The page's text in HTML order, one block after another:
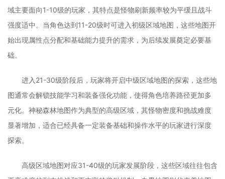
域主要面向1-10级的玩家，其特点是怪物刷新频率较为平缓且战斗
强度适中。当角色达到11-20级时可进入初级区域地图，这些地图开
始出现属性点分配和基础能力提升的需求，为后续发展奠定必要基
础。
进入21-30级阶段后，玩家将开启中级区域地图的探索，这些地
图通常会解锁技能学习和装备强化功能，使得角色培养路径更加多
元化。神秘森林地图作为典型的高级区域，其怪物密度和挑战难度
显著增加，适合已经具备一定装备基础和操作水平的玩家进行深度
探索。
高级区域地图对应31-40级的玩家发展阶段，这些区域往往包含